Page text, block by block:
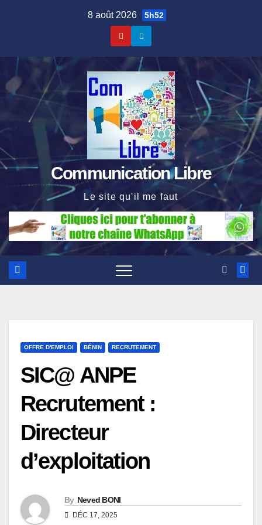
8 août 2026 5h52
Communication Libre
Le site qu'il me faut
OFFRE D'EMPLOI BÉNIN RECRUTEMENT
SIC@ ANPE
Recrutement :
Directeur
d’exploitation
By Neved BONI
DÉC 17, 2025